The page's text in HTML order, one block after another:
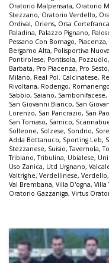
Oratorio Malpensata, Oratorio
Stezzano, Oratorio Verdello,
Ordival, Oriens, Orsa Cortefranca
Paladina, Palazzo Pignano,
Pessano Con Bornago, Piacenza,
Bergamo Alta, Polisportiva
Pontirolese, Pontisola, Pozzuolo,
Barbata, Pro Piacenza, Pro Sesto,
Milano, Real Pol. Calcinatese,
Rivoltana, Rodengo, Romanengo
Sabbio, Saiano, Sambonifacese,
San Giovanni Bianco, San
Lorenzo, San Pancrazio, San
San Tomaso, Sarnico,
Solleone, Solzese, Sondrio,
Adda Bottanuco, Sporting Leb,
Stezzanese, Suisio,Tavernola,
Tribiano,Tribulina, Ubialese,
Uso Zanica, Utd Urgnano,
Valtrighe, Verdellinese, Verdello,
Val Brembana, Villa D'ogna, Villa
Oratorio Gazzaniga, Virtus